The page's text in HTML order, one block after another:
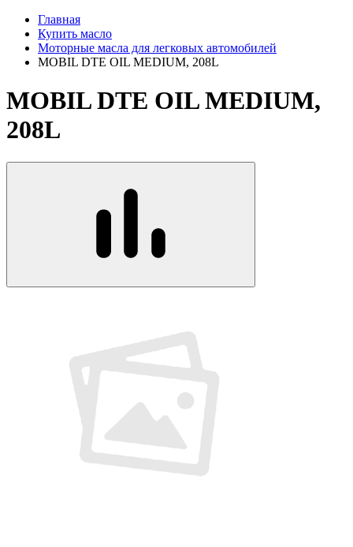
Главная
Купить масло
Моторные масла для легковых автомобилей
MOBIL DTE OIL MEDIUM, 208L
MOBIL DTE OIL MEDIUM,
208L